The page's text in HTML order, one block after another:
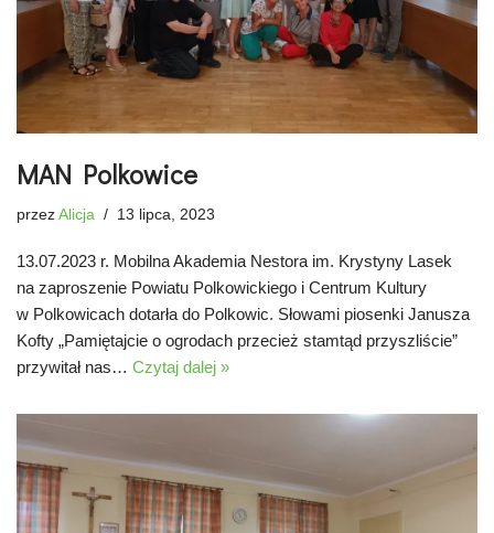
MAN Polkowice
przez Alicja 13 lipca, 2023
13.07.2023 r. Mobilna Akademia Nestora im. Krystyny Lasek
na zaproszenie Powiatu Polkowickiego i Centrum Kultury
w Polkowicach dotarła do Polkowic. Słowami piosenki Janusza
Kofty „Pamiętajcie o ogrodach przecież stamtąd przyszliście”
przywitał nas… Czytaj dalej »